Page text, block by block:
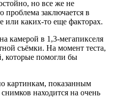
но все же не
заключается в
или каких-то еще факторах.
камерой в 1,3-мегапикселя
съёмки. На момент теста,
которые помогли бы
картинкам, показанным
находится на очень